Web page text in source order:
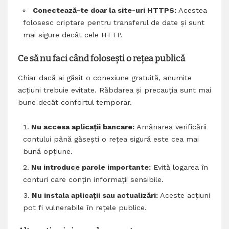
Conectează-te doar la site-uri HTTPS: Acestea
folosesc criptare pentru transferul de date și sunt
mai sigure decât cele HTTP.
Ce să nu faci când folosești o rețea publică
Chiar dacă ai găsit o conexiune gratuită, anumite
acțiuni trebuie evitate. Răbdarea și precauția sunt mai
bune decât confortul temporar.
Nu accesa aplicații bancare: Amânarea verificării
contului până găsești o rețea sigură este cea mai
bună opțiune.
Nu introduce parole importante: Evită logarea în
conturi care conțin informații sensibile.
Nu instala aplicații sau actualizări: Aceste acțiuni
pot fi vulnerabile în rețele publice.